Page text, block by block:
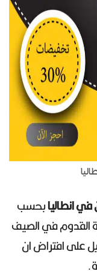
في انطاليابحسب
القدوم في الصيف
على افتراض ان